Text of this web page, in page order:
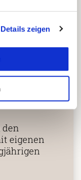
Details zeigen
eigenen